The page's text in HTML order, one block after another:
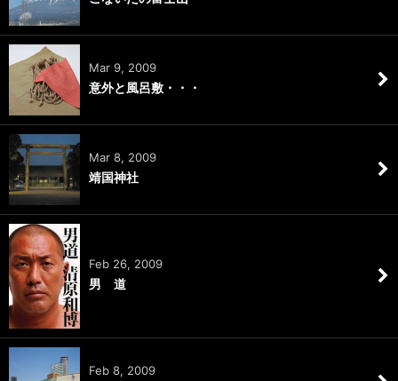
Mar 9, 2009
意外と風呂敷・・・
Mar 8, 2009
靖国神社
Feb 26, 2009
男 道
Feb 8, 2009